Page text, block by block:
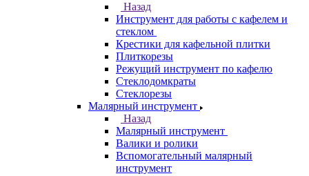
Назад
Инструмент для работы с кафелем и
стеклом
Крестики для кафельной плитки
Плиткорезы
Режущий инструмент по кафелю
Стеклодомкраты
Стеклорезы
Малярный инструмент
Назад
Малярный инструмент
Валики и ролики
Вспомогательный малярный
инструмент